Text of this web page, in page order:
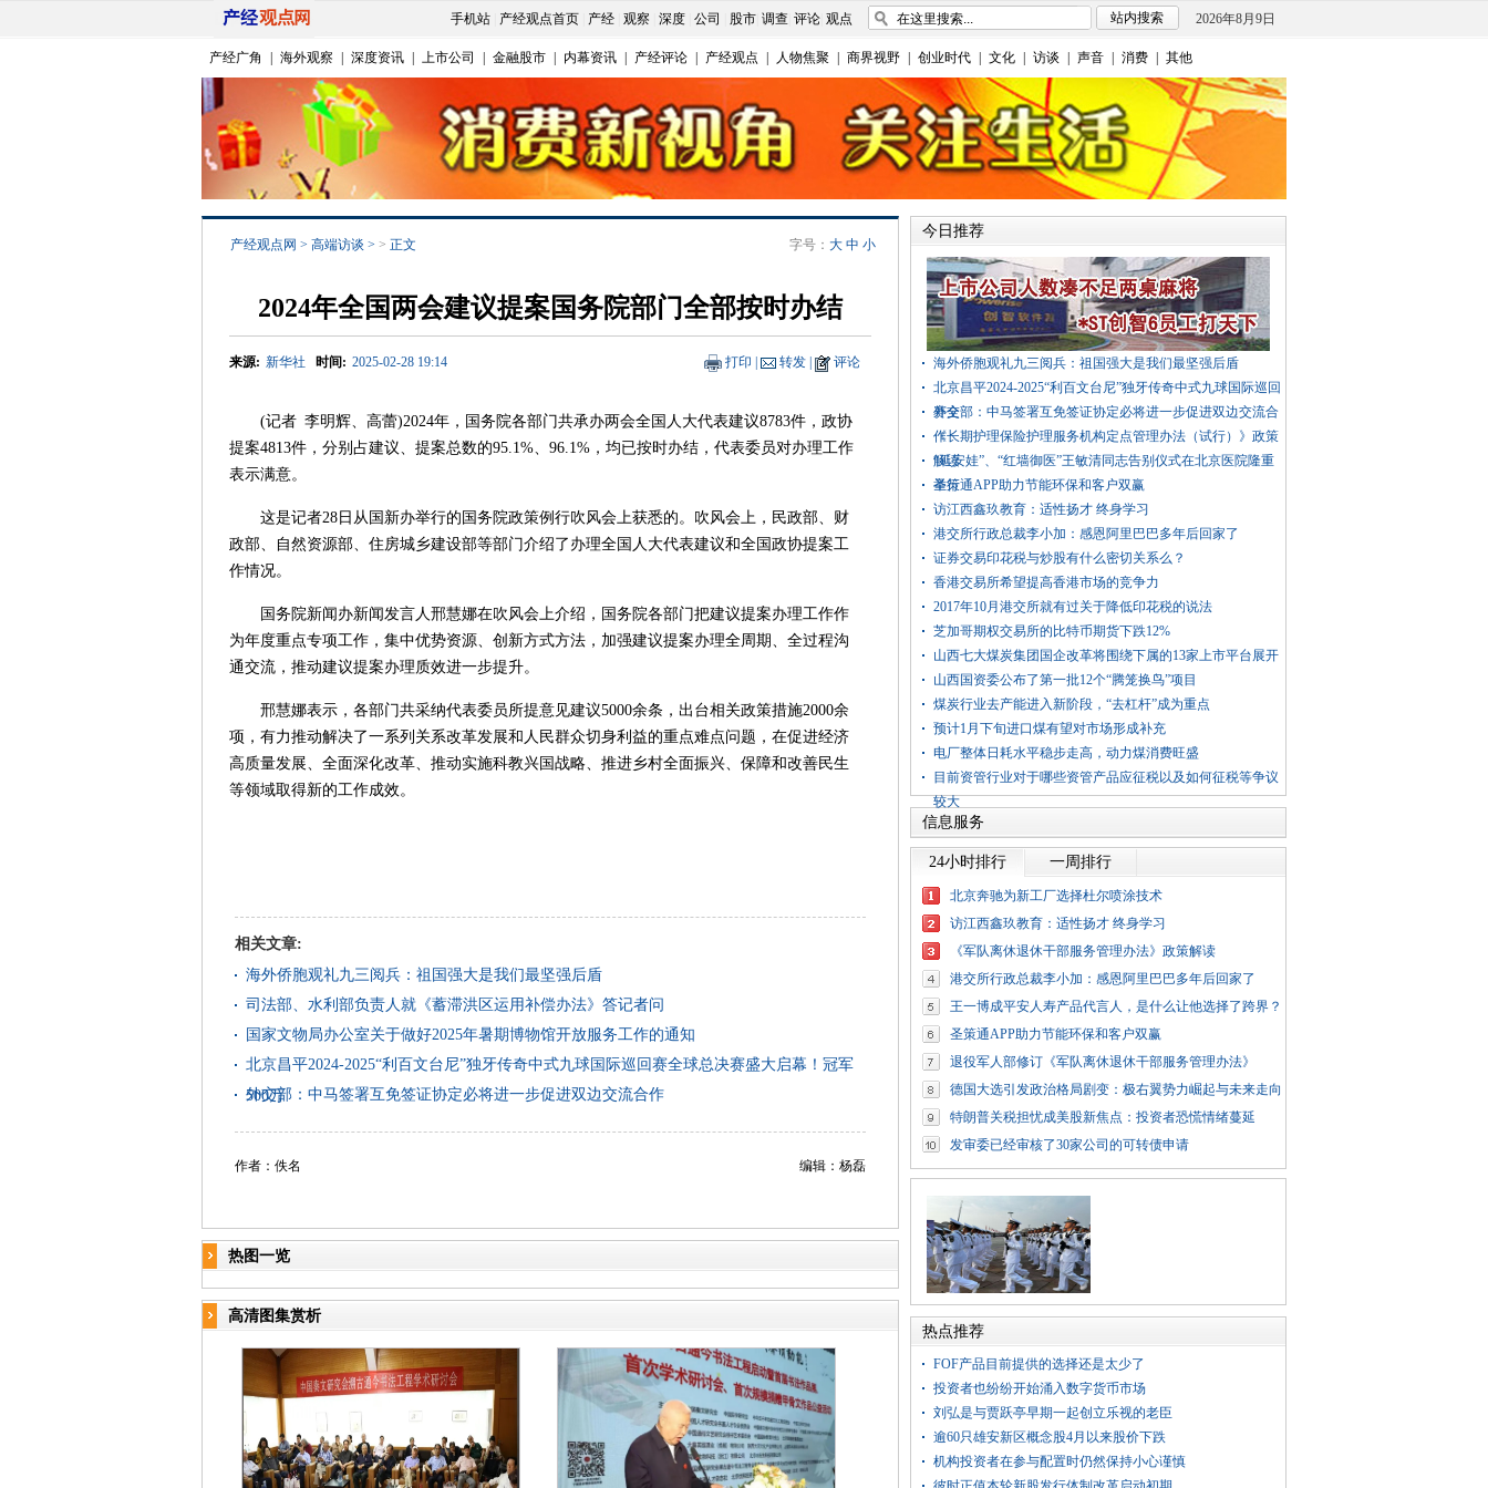
2026年8月9日
手机站| 产经观点首页| 产经| 观察 深度| 公司 股市| 调查 评论| 观点
产经广角 海外观察 深度资讯 上市公司 金融股市 内幕资讯 产经评论 产经观点 人物焦聚 商界视野 创业时代 文化 访谈 声音 消费 其他
产经观点网 > 高端访谈 > > 正文 字号： 大 中 小
2024年全国两会建议提案国务院部门全部按时办结
来源: 新华社 时间: 2025-02-28 19:14 打印 转发 评论
(记者 李明辉、高蕾)2024年，国务院各部门共承办两会全国人大代表建议8783件，政协
提案4813件，分别占建议、提案总数的95.1%、96.1%，均已按时办结，代表委员对办理工作
表示满意。
这是记者28日从国新办举行的国务院政策例行吹风会上获悉的。吹风会上，民政部、财
政部、自然资源部、住房城乡建设部等部门介绍了办理全国人大代表建议和全国政协提案工
作情况。
国务院新闻办新闻发言人邢慧娜在吹风会上介绍，国务院各部门把建议提案办理工作作
为年度重点专项工作，集中优势资源、创新方式方法，加强建议提案办理全周期、全过程沟
通交流，推动建议提案办理质效进一步提升。
邢慧娜表示，各部门共采纳代表委员所提意见建议5000余条，出台相关政策措施2000余
项，有力推动解决了一系列关系改革发展和人民群众切身利益的重点难点问题，在促进经济
高质量发展、全面深化改革、推动实施科教兴国战略、推进乡村全面振兴、保障和改善民生
等领域取得新的工作成效。
相关文章:
海外侨胞观礼九三阅兵：祖国强大是我们最坚强后盾
司法部、水利部负责人就《蓄滞洪区运用补偿办法》答记者问
国家文物局办公室关于做好2025年暑期博物馆开放服务工作的通知
北京昌平2024-2025“利百文台尼”独牙传奇中式九球国际巡回赛全球总决赛盛大启幕！冠军
500万
外交部：中马签署互免签证协定必将进一步促进双边交流合作
作者：佚名 编辑：杨磊
热图一览
高清图集赏析
今日推荐
海外侨胞观礼九三阅兵：祖国强大是我们最坚强后盾
北京昌平2024-2025“利百文台尼”独牙传奇中式九球国际巡回
赛全
外交部：中马签署互免签证协定必将进一步促进双边交流合
作
《长期护理保险护理服务机构定点管理办法（试行）》政策
解读
“延安娃”、“红墙御医”王敏清同志告别仪式在北京医院隆重
举行
圣策通APP助力节能环保和客户双赢
访江西鑫玖教育：适性扬才 终身学习
港交所行政总裁李小加：感恩阿里巴巴多年后回家了
证券交易印花税与炒股有什么密切关系么？
香港交易所希望提高香港市场的竞争力
2017年10月港交所就有过关于降低印花税的说法
芝加哥期权交易所的比特币期货下跌12%
山西七大煤炭集团国企改革将围绕下属的13家上市平台展开
山西国资委公布了第一批12个“腾笼换鸟”项目
煤炭行业去产能进入新阶段，“去杠杆”成为重点
预计1月下旬进口煤有望对市场形成补充
电厂整体日耗水平稳步走高，动力煤消费旺盛
目前资管行业对于哪些资管产品应征税以及如何征税等争议
较大
信息服务
24小时排行 一周排行
北京奔驰为新工厂选择杜尔喷涂技术
访江西鑫玖教育：适性扬才 终身学习
《军队离休退休干部服务管理办法》政策解读
港交所行政总裁李小加：感恩阿里巴巴多年后回家了
王一博成平安人寿产品代言人，是什么让他选择了跨界？
圣策通APP助力节能环保和客户双赢
退役军人部修订《军队离休退休干部服务管理办法》
德国大选引发政治格局剧变：极右翼势力崛起与未来走向
特朗普关税担忧成美股新焦点：投资者恐慌情绪蔓延
发审委已经审核了30家公司的可转债申请
热点推荐
FOF产品目前提供的选择还是太少了
投资者也纷纷开始涌入数字货币市场
刘弘是与贾跃亭早期一起创立乐视的老臣
逾60只雄安新区概念股4月以来股价下跌
机构投资者在参与配置时仍然保持小心谨慎